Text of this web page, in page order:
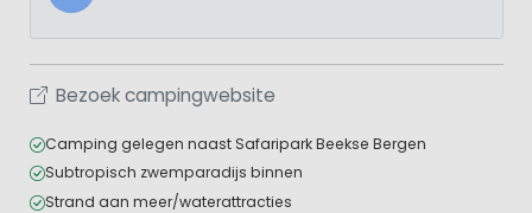
Bezoek campingwebsite
Camping gelegen naast Safaripark Beekse Bergen
Subtropisch zwemparadijs binnen
Strand aan meer/waterattracties